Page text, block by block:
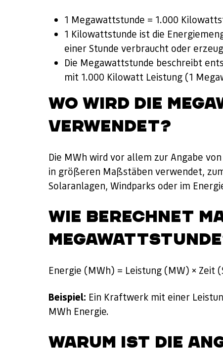
1 Megawattstunde = 1.000
1 Kilowattstunde ist die
einer Stunde verbraucht oder
Die Megawattstunde beschreibt
mit 1.000 Kilowatt Leistung (1
WO WIRD DIE
VERWENDET?
Die MWh wird vor allem zur Angabe
in größeren Maßstäben verwendet,
Solaranlagen, Windparks oder im
WIE BERECHNET
Energie (MWh) = Leistung (MW) × Zeit
Beispiel: Ein Kraftwerk mit einer
MWh Energie.
WARUM IST DIE